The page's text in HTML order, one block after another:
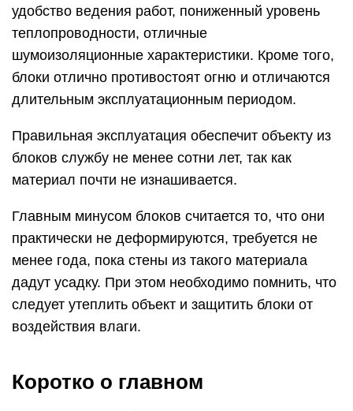
удобство ведения работ, пониженный уровень
теплопроводности, отличные
шумоизоляционные характеристики. Кроме того,
блоки отлично противостоят огню и отличаются
длительным эксплуатационным периодом.
Правильная эксплуатация обеспечит объекту из
блоков службу не менее сотни лет, так как
материал почти не изнашивается.
Главным минусом блоков считается то, что они
практически не деформируются, требуется не
менее года, пока стены из такого материала
дадут усадку. При этом необходимо помнить, что
следует утеплить объект и защитить блоки от
воздействия влаги.
Коротко о главном